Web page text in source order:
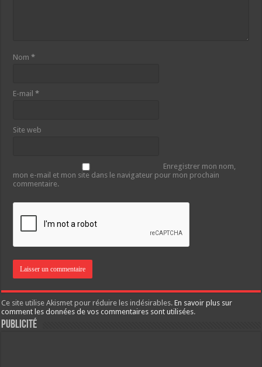
Nom*
E-mail*
Site web
Enregistrer mon nom,
mon e-mail et mon site dans le navigateur pour mon prochain
commentaire.
Ce site utilise Akismet pour réduire les indésirables.En savoir plus sur
comment les données de vos commentaires sont utilisées.
Publicité